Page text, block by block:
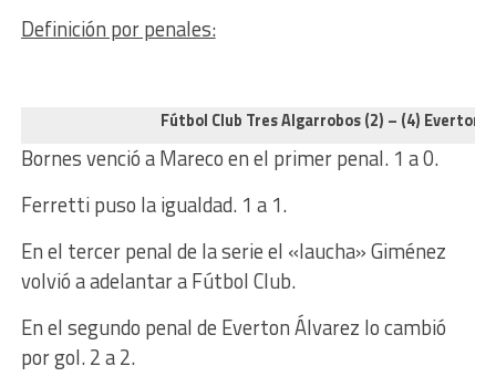
Definición por penales:
Fútbol Club Tres Algarrobos (2) – (4) Everton
Bornes venció a Mareco en el primer penal. 1 a 0.
Ferretti puso la igualdad. 1 a 1.
En el tercer penal de la serie el «laucha» Giménez
volvió a adelantar a Fútbol Club.
En el segundo penal de Everton Álvarez lo cambió
por gol. 2 a 2.